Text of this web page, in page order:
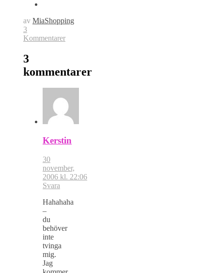
av MiaShopping
3
Kommentarer
3
kommentarer
Kerstin
30
november,
2006 kl. 22:06
Svara
Hahahaha
–
du
behöver
inte
tvinga
mig.
Jag